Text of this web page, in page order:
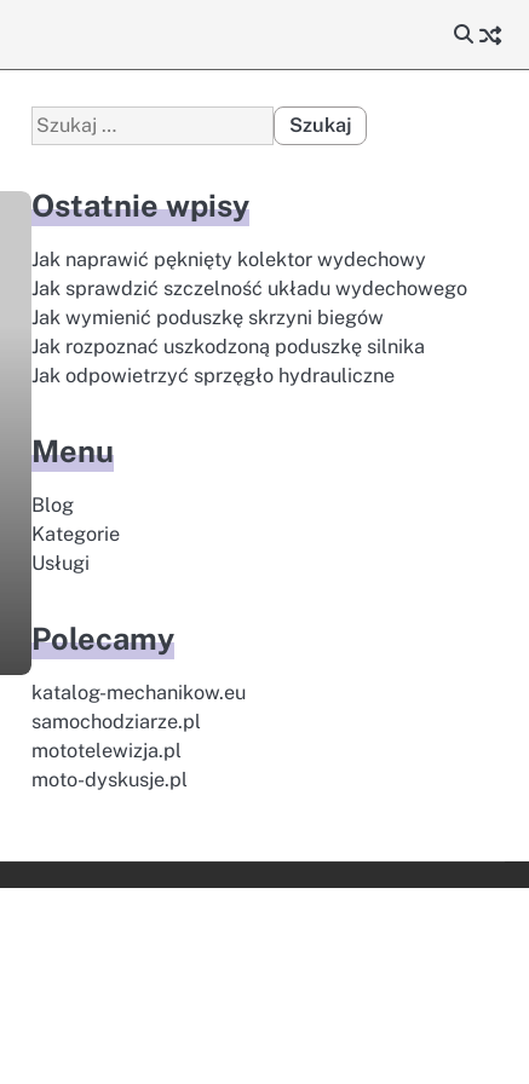
Szukaj:
Ostatnie wpisy
Jak naprawić pęknięty kolektor wydechowy
Jak sprawdzić szczelność układu wydechowego
Jak wymienić poduszkę skrzyni biegów
Jak rozpoznać uszkodzoną poduszkę silnika
Jak odpowietrzyć sprzęgło hydrauliczne
Menu
Blog
Kategorie
Usługi
Polecamy
katalog-mechanikow.eu
samochodziarze.pl
mototelewizja.pl
moto-dyskusje.pl